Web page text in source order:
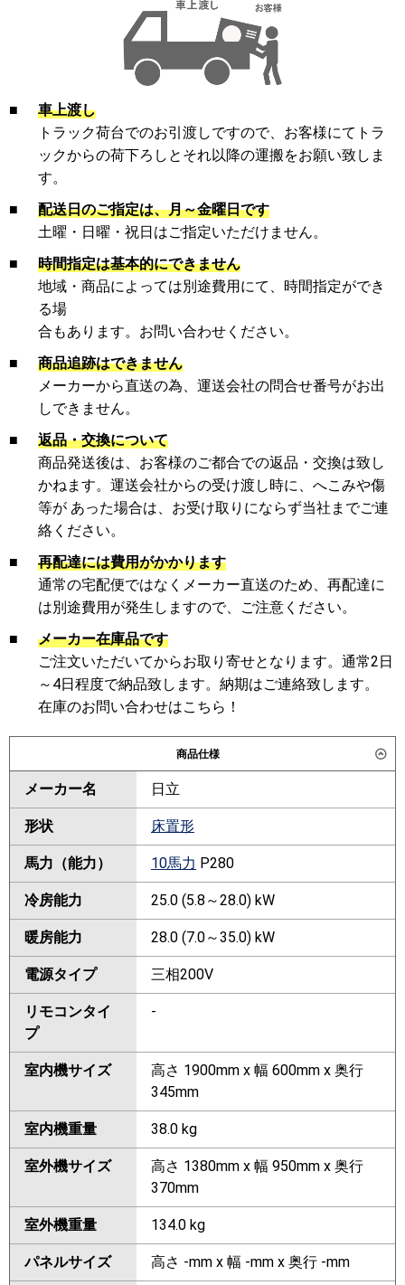
■
車上渡し
トラック荷台でのお引渡しですので、お客様にてトラ
ックからの荷下ろしとそれ以降の運搬をお願い致しま
す。
■
配送日のご指定は、月～金曜日です
土曜・日曜・祝日はご指定いただけません。
■
時間指定は基本的にできません
地域・商品によっては別途費用にて、時間指定ができ
る場
合もあります。お問い合わせください。
■
商品追跡はできません
メーカーから直送の為、運送会社の問合せ番号がお出
しできません。
■
返品・交換について
商品発送後は、お客様のご都合での返品・交換は致し
かねます。運送会社からの受け渡し時に、へこみや傷
等が あった場合は、お受け取りにならず当社までご連
絡ください。
■
再配達には費用がかかります
通常の宅配便ではなくメーカー直送のため、再配達に
は別途費用が発生しますので、ご注意ください。
■
メーカー在庫品です
ご注文いただいてからお取り寄せとなります。通常2日
～4日程度で納品致します。納期はご連絡致します。
在庫のお問い合わせはこちら！
商品仕様
メーカー名 日立
形状 床置形
馬力（能力） 10馬力 P280
冷房能力 25.0 (5.8～28.0) kW
暖房能力 28.0 (7.0～35.0) kW
電源タイプ 三相200V
リモコンタイ
プ
-
室内機サイズ
高さ 1900mm x 幅 600mm x 奥行
345mm
室内機重量 38.0 kg
室外機サイズ
高さ 1380mm x 幅 950mm x 奥行
370mm
室外機重量 134.0 kg
パネルサイズ 高さ -mm x 幅 -mm x 奥行 -mm